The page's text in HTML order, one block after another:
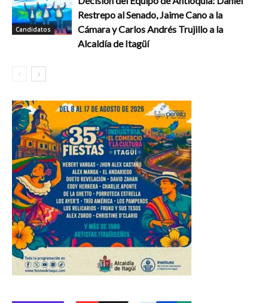
Candidatos
Restrepo al Senado, Jaime Cano a la
Cámara y Carlos Andrés Trujillo a la
Alcaldía de Itagüí